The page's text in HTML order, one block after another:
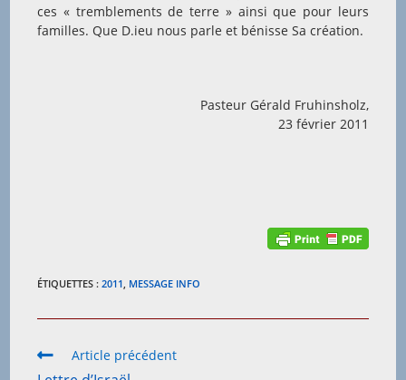
ces « tremblements de terre » ainsi que pour leurs
familles. Que D.ieu nous parle et bénisse Sa création.
Pasteur Gérald Fruhinsholz,
23 février 2011
ÉTIQUETTES :2011, MESSAGE INFO
Read
Article précédent